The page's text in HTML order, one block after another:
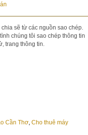
sẽ từ các nguồn sao chép.
chúng tôi sao chép thông tin
trang thông tin.
Cần Thơ, Cho thuê máy